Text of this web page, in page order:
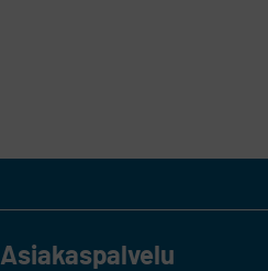
Asiakaspalvelu